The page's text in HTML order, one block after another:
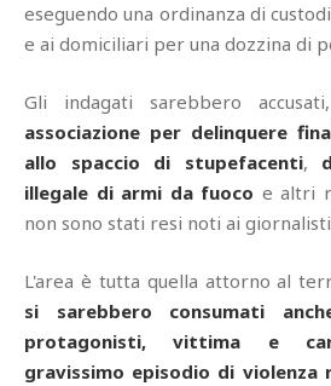
eseguendo una ordinanza di
e ai domiciliari per una dozzina di
Gli indagati sarebbero
associazione per delinquere
allo spaccio di stupefacenti,
illegale di armi da fuoco e altri
non sono stati resi noti ai
L'area è tutta quella attorno al
si sarebbero consumati
protagonisti, vittima e
gravissimo episodio di